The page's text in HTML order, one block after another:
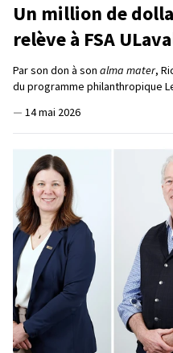
Un million de
relève à FSA
Par son don à son alma mater,
du programme philanthropique
— 14 mai 2026